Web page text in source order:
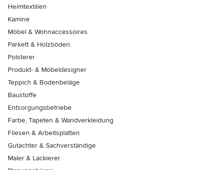
Heimtextilien
Kamine
Möbel & Wohnaccessoires
Parkett & Holzböden
Polsterer
Produkt- & Möbeldesigner
Teppich & Bodenbeläge
Baustoffe
Entsorgungsbetriebe
Farbe, Tapeten & Wandverkleidung
Fliesen & Arbeitsplatten
Gutachter & Sachverständige
Maler & Lackierer